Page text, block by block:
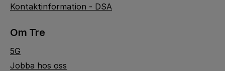
Kontaktinformation - DSA
Om Tre
5G
Jobba hos oss